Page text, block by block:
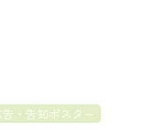
・告知ポスター